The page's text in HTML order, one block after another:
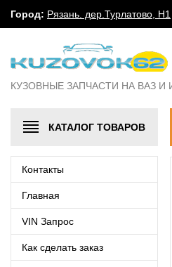
Город: Рязань. дер.Турлатово, Н1
КУЗОВНЫЕ ЗАПЧАСТИ НА ВАЗ
КАТАЛОГ ТОВАРОВ
Контакты
Главная
VIN Запрос
Как сделать заказ